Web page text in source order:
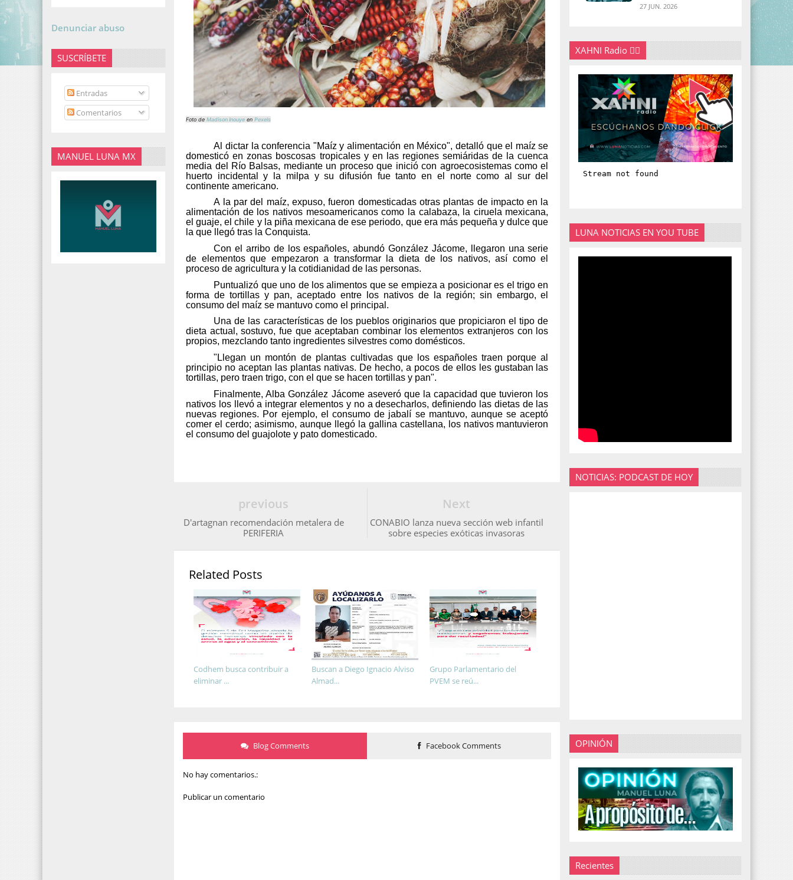
Denunciar abuso
SUSCRÍBETE
Entradas
Comentarios
MANUEL LUNA MX
Foto deMadison Inouye enPexels
Al dictar la conferencia "Maíz y alimentación en México", detalló que el maíz se
domesticó en zonas boscosas tropicales y en las regiones semiáridas de la cuenca
media del Río Balsas, mediante un proceso que inició con agroecosistemas como el
huerto incidental y la milpa y su difusión fue tanto en el norte como al sur del
continente americano.
A la par del maíz, expuso, fueron domesticadas otras plantas de impacto en la
alimentación de los nativos mesoamericanos como la calabaza, la ciruela mexicana,
el guaje, el chile y la piña mexicana de ese periodo, que era más pequeña y dulce que
la que llegó tras la Conquista.
Con el arribo de los españoles, abundó González Jácome, llegaron una serie
de elementos que empezaron a transformar la dieta de los nativos, así como el
proceso de agricultura y la cotidianidad de las personas.
Puntualizó que uno de los alimentos que se empieza a posicionar es el trigo en
forma de tortillas y pan, aceptado entre los nativos de la región; sin embargo, el
consumo del maíz se mantuvo como el principal.
Una de las características de los pueblos originarios que propiciaron el tipo de
dieta actual, sostuvo, fue que aceptaban combinar los elementos extranjeros con los
propios, mezclando tanto ingredientes silvestres como domésticos.
"Llegan un montón de plantas cultivadas que los españoles traen porque al
principio no aceptan las plantas nativas. De hecho, a pocos de ellos les gustaban las
tortillas, pero traen trigo, con el que se hacen tortillas y pan".
Finalmente, Alba González Jácome aseveró que la capacidad que tuvieron los
nativos los llevó a integrar elementos y no a desecharlos, definiendo las dietas de las
nuevas regiones. Por ejemplo, el consumo de jabalí se mantuvo, aunque se aceptó
comer el cerdo; asimismo, aunque llegó la gallina castellana, los nativos mantuvieron
el consumo del guajolote y pato domesticado.
Next
CONABIO lanza nueva sección web infantil
sobre especies exóticas invasoras
previous
D'artagnan recomendación metalera de
PERIFERIA
Related Posts
Grupo Parlamentario del
PVEM se reú...
Buscan a Diego Ignacio Alviso
Almad...
Codhem busca contribuir a
eliminar ...
Blog Comments Facebook Comments
No hay comentarios.:
Publicar un comentario
27 JUN. 2026
XAHNI Radio 👇🏽
LUNA NOTICIAS EN YOU TUBE
NOTICIAS: PODCAST DE HOY
OPINIÓN
Recientes